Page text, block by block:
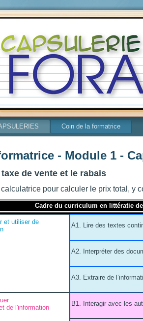
Coin de la formatrice
- Module 1 -
de vente et le rabais
pour calculer le prix total, y
Cadre du curriculum en littératie
et utiliser de
A1. Lire des textes
A2. Interpréter des
A3. Extraire de
de l'information
B1. Interagir avec les